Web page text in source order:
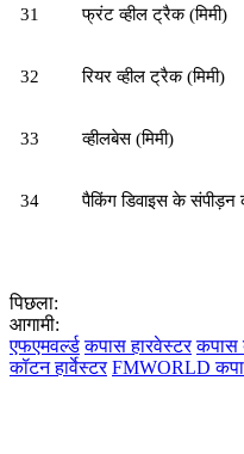
31 फ्रंट व्हील ट्रैक (मिमी)
32 रियर व्हील ट्रैक (मिमी)
33 व्हीलबेस (मिमी)
34 पैकिंग डिवाइस के संपीड़न
पिछला:
आगामी:
एफएमवर्ल्ड कपास हारवेस्टर कपास
कॉटन हार्वेस्टर FMWORLD